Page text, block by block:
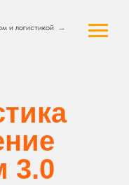
и логистикой →
3.0